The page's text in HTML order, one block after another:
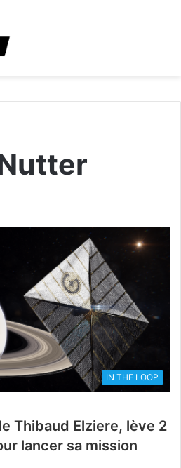
IN THE LOOP
Thibaud Elziere, lève 2
lancer sa mission